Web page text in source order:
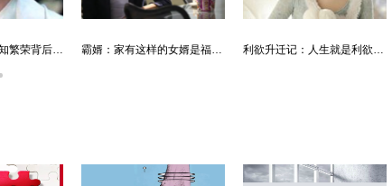
唐朝败家子:他深知繁荣背后的危机 霸婿：家有这样的女婿是福是祸？ 利欲升迁记：人生就是利欲场，利为媒，欲为介